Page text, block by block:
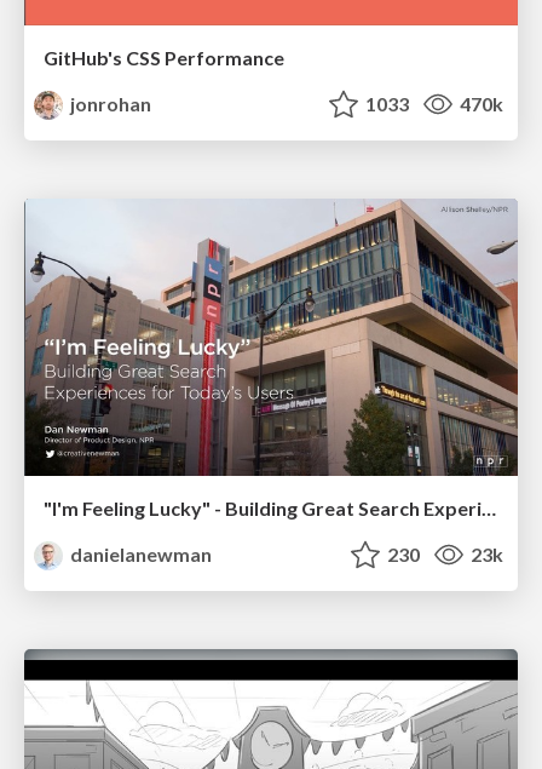
GitHub's CSS Performance
jonrohan
1033 470k
"I'm Feeling Lucky" - Building Great Search Experiences for Today's Users (#IAC19)
danielanewman
230 23k